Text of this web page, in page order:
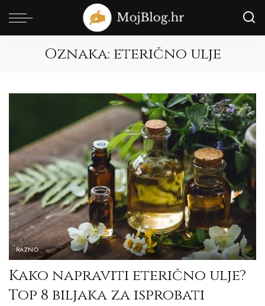
Oznaka: eterično ulje
RAZNO
Kako napraviti eterično ulje?
Top 8 biljaka za isprobati